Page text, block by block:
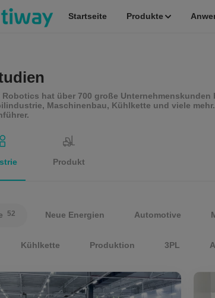
Startseite Produkte
Robotics hat über 700 große
Maschinenbau, Kühlkette und viele
Produkt
52 Neue Energien Automotive
Kühlkette Produktion 3PL